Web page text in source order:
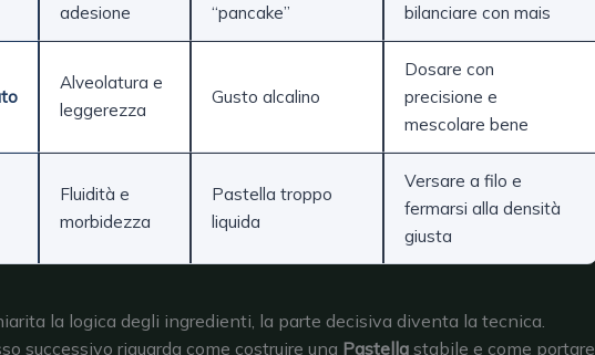
adesione
“pancake”
bilanciare con mais
Alveolatura e
leggerezza
Gusto alcalino
Dosare con
precisione e
mescolare bene
Fluidità e
morbidezza
Pastella troppo
liquida
Versare a filo e
fermarsi alla densità
giusta
la logica degli ingredienti, la parte decisiva diventa la tecnica.
successivo riguarda come costruire una Pastella stabile e come portare